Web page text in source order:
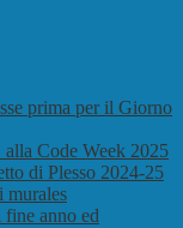
prima per il Giorno
Code Week 2025
di Plesso 2024-25
murales
fine anno ed